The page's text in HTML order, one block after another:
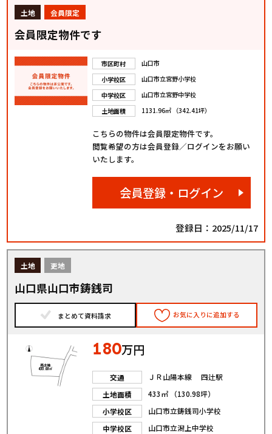
土地 会員限定
会員限定物件です
市区町村
山口市
小学校区
山口市立宮野小学校
中学校区
山口市立宮野中学校
土地面積
1131.96㎡ （342.41坪）
こちらの物件は会員限定物件です。
閲覧希望の方は会員登録／ログインをお願い
いたします。
会員登録・ログイン
登録日：2025/11/17
土地 更地
山口県山口市鋳銭司
まとめて資料請求 お気に入りに追加する
180万円
交通
ＪＲ山陽本線 四辻駅
土地面積
433㎡ （130.98坪）
小学校区
山口市立鋳銭司小学校
中学校区
山口市立潟上中学校